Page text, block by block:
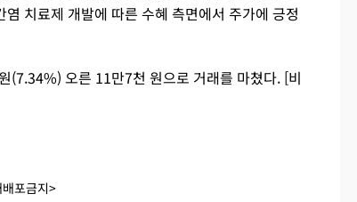
치료제 개발에 따른 수혜 측면에서 주가에 긍정
(7.34%) 오른 11만7천 원으로 거래를 마쳤다. [비
포금지>